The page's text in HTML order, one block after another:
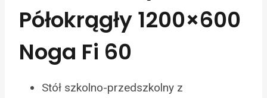
Półokrągły 1200×600
Noga Fi 60
Stół szkolno-przedszkolny z